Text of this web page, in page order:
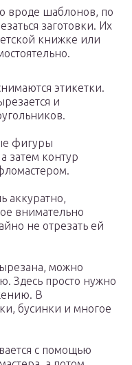
вроде шаблонов, по
заготовки. Их
книжке или
этикетки.
и
фигуры
затем контур
аккуратно,
внимательно
не отрезать ей
можно
Здесь просто нужно
В
бусинки и многое
с помощью